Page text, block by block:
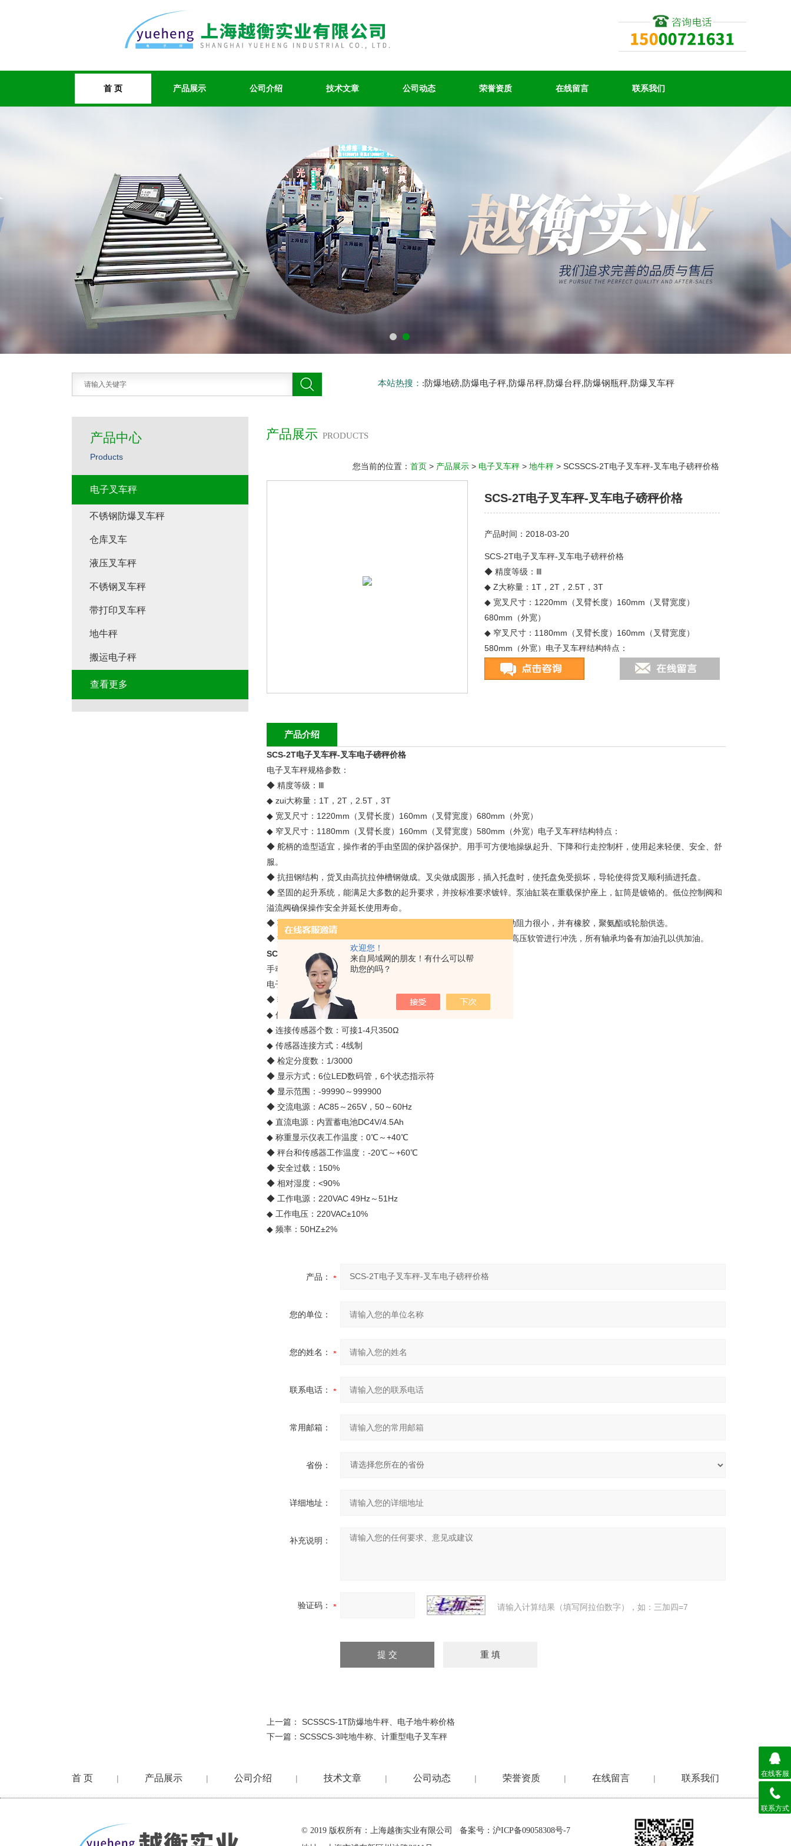
欢迎您！
来自局域网的朋友！有什么可以帮
助您的吗？
首 页 产品展示 公司介绍 技术文章 公司动态 荣誉资质 在线留言 联系我们
本站热搜： :防爆地磅,防爆电子秤,防爆吊秤,防爆台秤,防爆钢瓶秤,防爆叉车秤
产品展示 PRODUCTS
您当前的位置： 首页 > 产品展示 > 电子叉车秤 > 地牛秤 > SCSSCS-2T电子叉车秤-叉车电子磅秤价格
SCS-2T电子叉车秤-叉车电子磅秤价格
产品时间：2018-03-20
SCS-2T电子叉车秤-叉车电子磅秤价格
◆ 精度等级：Ⅲ
◆ Z大称量：1T，2T，2.5T，3T
◆ 宽叉尺寸：1220mm（叉臂长度）160mm（叉臂宽度）
680mm（外宽）
◆ 窄叉尺寸：1180mm（叉臂长度）160mm（叉臂宽度）
580mm（外宽）电子叉车秤结构特点：
产品介绍
SCS-2T电子叉车秤-叉车电子磅秤价格
电子叉车秤规格参数：
◆ 精度等级：Ⅲ
◆ zui大称量：1T，2T，2.5T，3T
◆ 宽叉尺寸：1220mm（叉臂长度）160mm（叉臂宽度）680mm（外宽）
◆ 窄叉尺寸：1180mm（叉臂长度）160mm（叉臂宽度）580mm（外宽）电子叉车秤结构特点：
◆ 舵柄的造型适宜，操作者的手由坚固的保护器保护。用手可方便地操纵起升、下降和行走控制杆，使用起来轻便、安全、舒
服。
◆ 抗扭钢结构，货叉由高抗拉伸槽钢做成。叉尖做成圆形，插入托盘时，使托盘免受损坏，导轮使得货叉顺利插进托盘。
◆ 坚固的起升系统，能满足大多数的起升要求，并按标准要求镀锌。泵油缸装在重载保护座上，缸筒是镀铬的。低位控制阀和
溢流阀确保操作安全并延长使用寿命。
◆ 车轮运转灵活，并装有密封轴承，前后轮均由耐磨尼龙做成，滚动阻力很小，并有橡胶，聚氨酯或轮胎供选。
◆ 液压系统和轴承*无须维护，但在情况下，如在潮湿的环境下或用高压软管进行冲洗，所有轴承均备有加油孔以供加油。
SCS-2T电子叉车秤-叉车电子磅秤价格
手动液压叉车电子称厂家报价，宁波1.5吨移动叉车秤
电子叉车秤技术参数：
◆ 输入信号范围：-16mV～18mV
◆ 传感器供桥电源：DC3V
◆ 连接传感器个数：可接1-4只350Ω
◆ 传感器连接方式：4线制
◆ 检定分度数：1/3000
◆ 显示方式：6位LED数码管，6个状态指示符
◆ 显示范围：-99990～999900
◆ 交流电源：AC85～265V，50～60Hz
◆ 直流电源：内置蓄电池DC4V/4.5Ah
◆ 称重显示仪表工作温度：0℃～+40℃
◆ 秤台和传感器工作温度：-20℃～+60℃
◆ 安全过载：150%
◆ 相对湿度：<90%
◆ 工作电源：220VAC 49Hz～51Hz
◆ 工作电压：220VAC±10%
◆ 频率：50HZ±2%
产品：
您的单位：
您的姓名：
联系电话：
常用邮箱：
省份：
详细地址：
补充说明：
验证码： 请输入计算结果（填写阿拉伯数字），如：三加四=7
上一篇： SCSSCS-1T防爆地牛秤、电子地牛称价格
下一篇： SCSSCS-3吨地牛称、计重型电子叉车秤
产品中心
Products
电子叉车秤
不锈钢防爆叉车秤
仓库叉车
液压叉车秤
不锈钢叉车秤
带打印叉车秤
地牛秤
搬运电子秤
查看更多
首 页 | 产品展示 | 公司介绍 | 技术文章 | 公司动态 | 荣誉资质 | 在线留言 | 联系我们
© 2019 版权所有：上海越衡实业有限公司 备案号： 沪ICP备09058308号-7
在线客服
联系方式